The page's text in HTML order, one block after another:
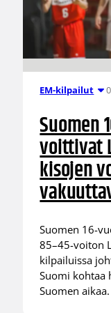
EM-kilpailut
Suomen
voittivat
kisojen
Suomen 16-
85–45-voiton
kilpailuissa
Suomi kohtaa
Suomen aikaa.